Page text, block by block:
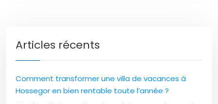
Articles récents
Comment transformer une villa de vacances à
Hossegor en bien rentable toute l’année ?